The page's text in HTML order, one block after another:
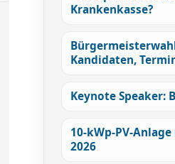
Krankenkasse?
Kandidaten,
Keynote Speaker:
10-kWp-PV-
2026